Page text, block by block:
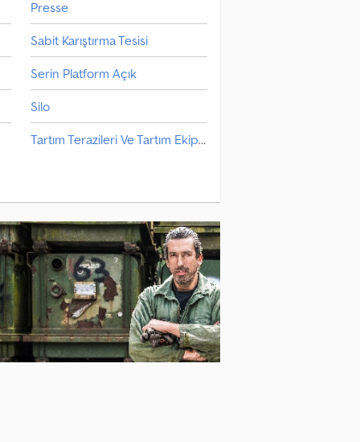
Presse
Sabit Karıştırma Tesisi
Serin Platform Açık
Silo
Tartım Terazileri Ve Tartım Ekipmanları
Ön Yükleyici